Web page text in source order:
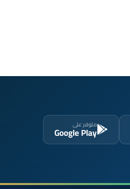
متوفر على
Google Play